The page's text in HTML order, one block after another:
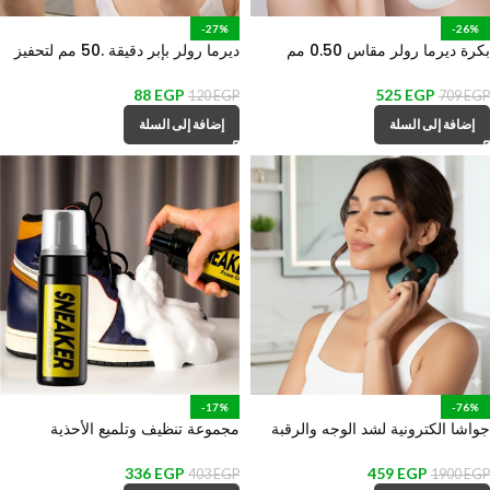
-26%
بكرة ديرما رولر مقاس 0.50 مم
الندبات
709EGP
525 EGP
إضافة إلى السلة
-27%
ديرما رولر بإبر دقيقة .50 مم لتحفيز
الندبات
120EGP
88 EGP
إضافة إلى السلة
-76%
جواشا الكترونية لشد الوجه والرقبة
قابل للشحن
1900EGP
459 EGP
-17%
مجموعة تنظيف وتلميع الأحذية
403EGP
336 EGP